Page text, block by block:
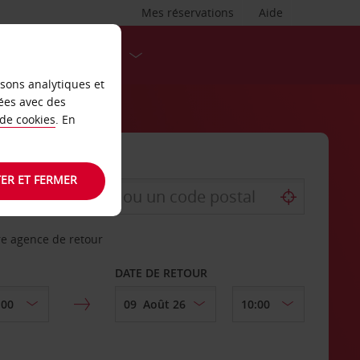
Aide
Mes réservations
agence de retour
DATE DE RETOUR
analytiques et
avec des
cookies. En
ET FERMER